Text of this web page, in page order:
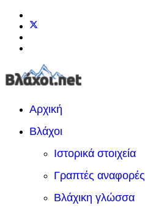
Αρχική
Βλάχοι
Ιστορικά στοιχεία
Γραπτές αναφορές
Βλάχικη γλώσσα